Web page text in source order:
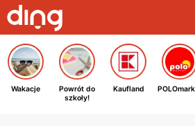
Wakacje
Powrót do
szkoły!
Kaufland